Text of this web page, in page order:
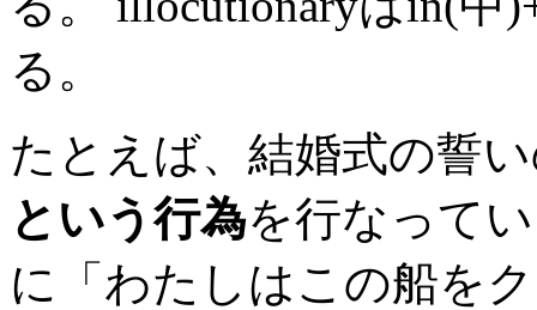
る。
たとえば、結婚式の誓
という行為を行なって
に「わたしはこの船を